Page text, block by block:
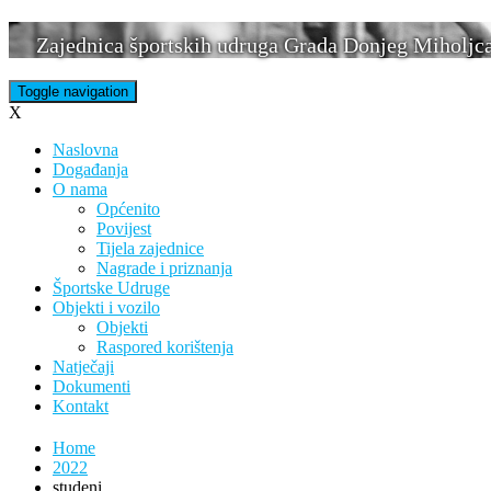
Skip
to
Zajednica športskih udruga Grada Donjeg
Toggle navigation
X
Naslovna
Događanja
O nama
Općenito
Povijest
Tijela zajednice
Nagrade i priznanja
Športske Udruge
Objekti i vozilo
Objekti
Raspored korištenja
Natječaji
Dokumenti
Kontakt
Home
2022
studeni